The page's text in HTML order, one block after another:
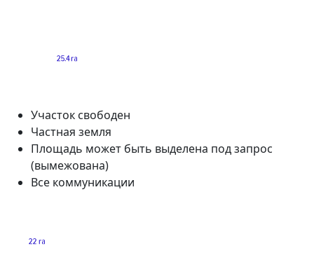
Участок свободен
Частная земля
Площадь может быть выделена под запрос
(вымежована)
Все коммуникации